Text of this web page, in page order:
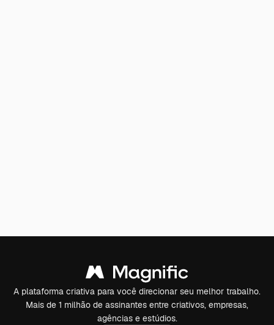
A plataforma criativa para você direcionar seu melhor trabalho.
Mais de 1 milhão de assinantes entre criativos, empresas,
agências e estúdios.